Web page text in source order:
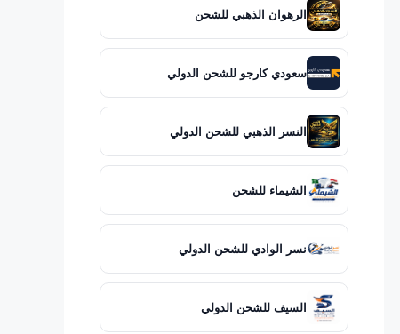
الرهوان الذهبي للشحن
سعودي كارجو للشحن الدولي
النسر الذهبي للشحن الدولي
الشيماء للشحن
نسر الوادي للشحن الدولي
السيف للشحن الدولي